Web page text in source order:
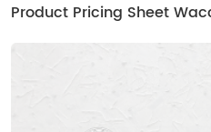
Product Pricing Sheet